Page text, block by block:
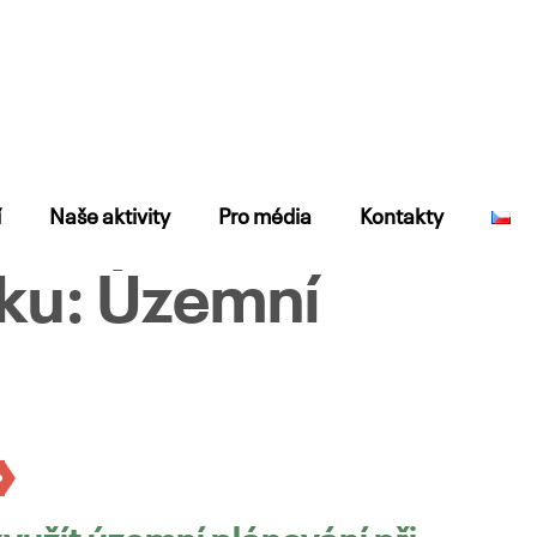
Naše aktivity Pro média Kontakty
Územní